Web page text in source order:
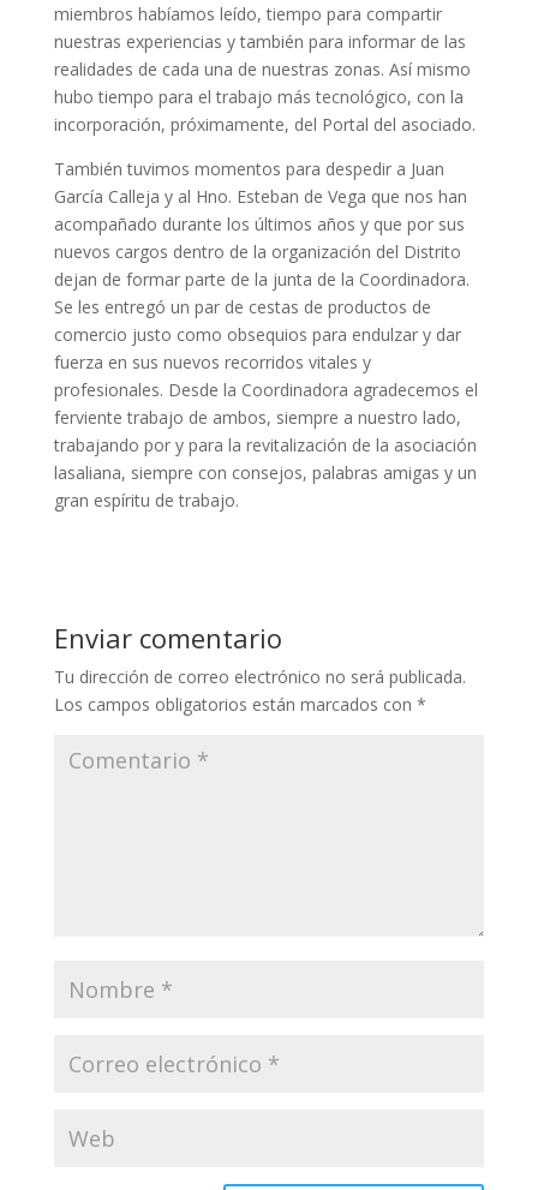
miembros habíamos leído, tiempo para compartir
nuestras experiencias y también para informar de las
realidades de cada una de nuestras zonas. Así mismo
hubo tiempo para el trabajo más tecnológico, con la
incorporación, próximamente, del Portal del asociado.
También tuvimos momentos para despedir a Juan
García Calleja y al Hno. Esteban de Vega que nos han
acompañado durante los últimos años y que por sus
nuevos cargos dentro de la organización del Distrito
dejan de formar parte de la junta de la Coordinadora.
Se les entregó un par de cestas de productos de
comercio justo como obsequios para endulzar y dar
fuerza en sus nuevos recorridos vitales y
profesionales. Desde la Coordinadora agradecemos el
ferviente trabajo de ambos, siempre a nuestro lado,
trabajando por y para la revitalización de la asociación
lasaliana, siempre con consejos, palabras amigas y un
gran espíritu de trabajo.
Enviar comentario
Tu dirección de correo electrónico no será publicada.
Los campos obligatorios están marcados con *